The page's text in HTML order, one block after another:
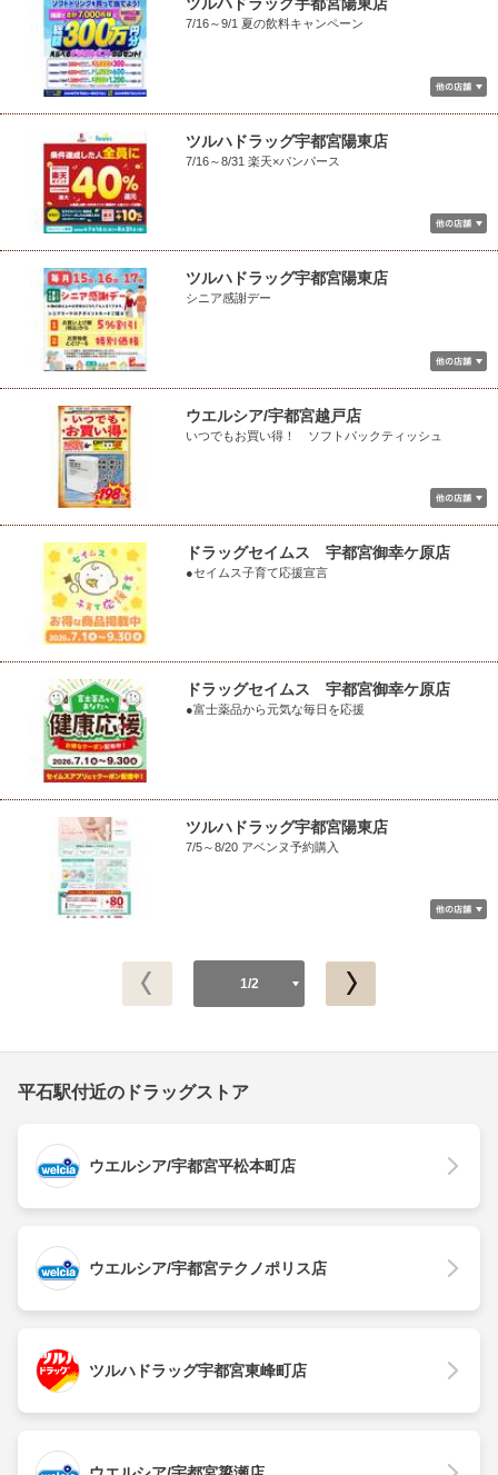
ツルハドラッグ宇都宮陽東店
7/16～9/1 夏の飲料キャンペーン
ツルハドラッグ宇都宮陽東店
7/16～8/31 楽天×パンパース
ツルハドラッグ宇都宮陽東店
シニア感謝デー
ウエルシア/宇都宮越戸店
いつでもお買い得！ ソフトパックティッシュ
ドラッグセイムス 宇都宮御幸ケ原店
●セイムス子育て応援宣言
ドラッグセイムス 宇都宮御幸ケ原店
●富士薬品から元気な毎日を応援
ツルハドラッグ宇都宮陽東店
7/5～8/20 アベンヌ予約購入
1/2
平石駅付近のドラッグストア
ウエルシア/宇都宮平松本町店
ウエルシア/宇都宮テクノポリス店
ツルハドラッグ宇都宮東峰町店